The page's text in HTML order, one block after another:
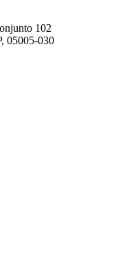
102
05005-030